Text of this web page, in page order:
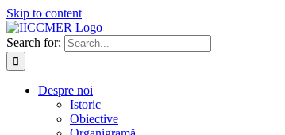
Skip to content
Search for:
Despre noi
Istoric
Obiective